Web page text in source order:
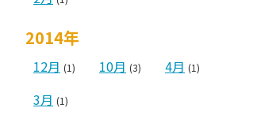
2014年
12月 (1) 10月 (3) 4月 (1)
3月 (1)